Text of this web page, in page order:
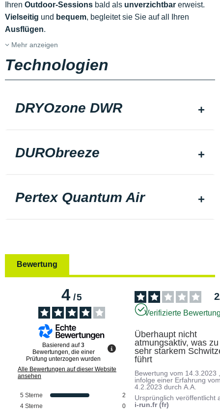
Ihren Outdoor-Sessions bald als unverzichtbar erweist.
Vielseitig und bequem, begleitet sie Sie auf all Ihren
Ausflügen.
Mehr anzeigen
Technologien
DRYOzone DWR
DURObreeze
Pertex Quantum Air
Bewertung
4/5
Basierend auf3
Bewertungen, die einer
Prüfung unterzogen wurden
Alle Bewertungen auf dieser Website
ansehen
5 Sterne
2
4 Sterne
0
2
Verifizierte
Überhaupt nicht
atmungsaktiv, was zu
sehr starkem
führt
Bewertung vom 14.3.2023
infolge einer Erfahrung
4.2.2023 durchA.A.
Ursprünglich veröffentlicht
i-run.fr (fr)